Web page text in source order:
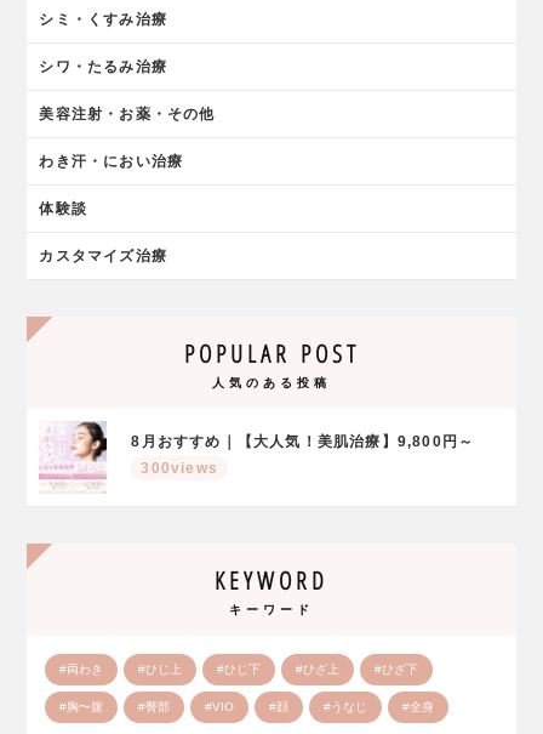
シミ・くすみ治療
シワ・たるみ治療
美容注射・お薬・その他
わき汗・におい治療
体験談
カスタマイズ治療
POPULAR POST
人気のある投稿
8月おすすめ｜【大人気！美肌治療】9,800円～
300views
KEYWORD
キーワード
#両わき #ひじ上 #ひじ下 #ひざ上 #ひざ下
#胸〜腹 #臀部 #VIO #顔 #うなじ #全身